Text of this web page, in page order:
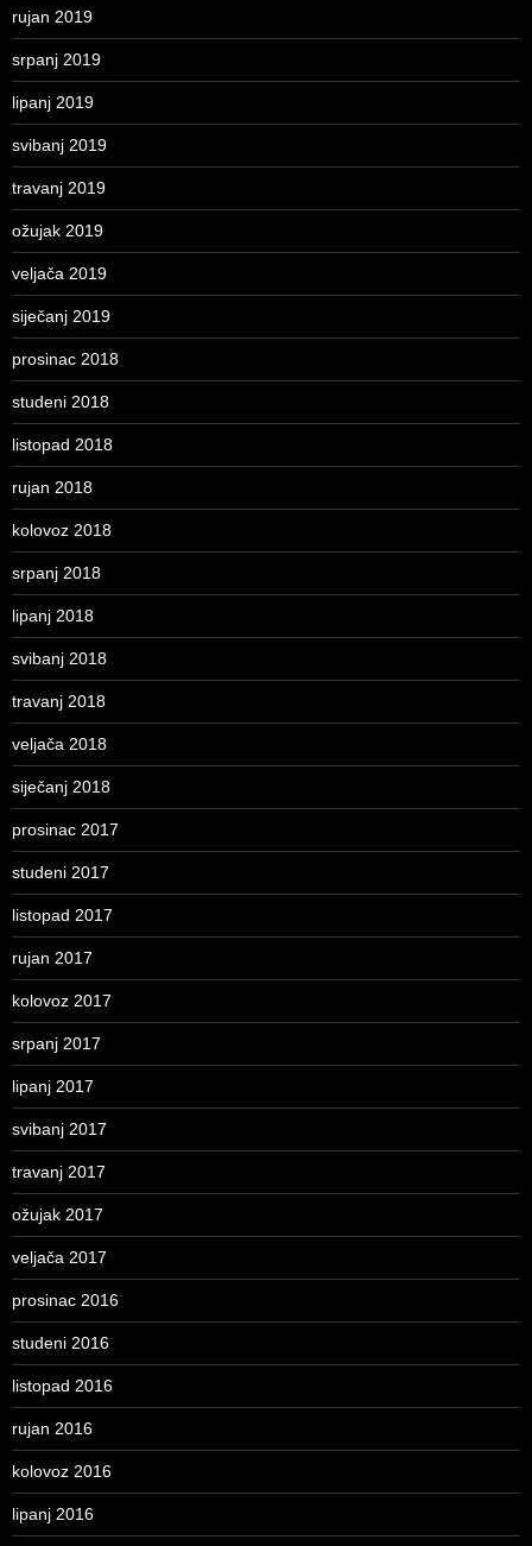
rujan 2019
srpanj 2019
lipanj 2019
svibanj 2019
travanj 2019
ožujak 2019
veljača 2019
siječanj 2019
prosinac 2018
studeni 2018
listopad 2018
rujan 2018
kolovoz 2018
srpanj 2018
lipanj 2018
svibanj 2018
travanj 2018
veljača 2018
siječanj 2018
prosinac 2017
studeni 2017
listopad 2017
rujan 2017
kolovoz 2017
srpanj 2017
lipanj 2017
svibanj 2017
travanj 2017
ožujak 2017
veljača 2017
prosinac 2016
studeni 2016
listopad 2016
rujan 2016
kolovoz 2016
lipanj 2016